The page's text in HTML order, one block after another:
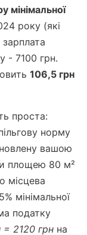
мінімальної
року (які
- 7100 грн.
106,5 грн
проста:
норму
вашою
площею 80 м²
місцева
мінімальної
податку
= 2120 грн на